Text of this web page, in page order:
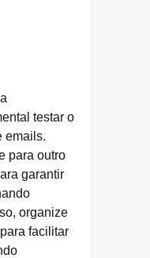
testar o
emails.
para outro
garantir
organize
facilitar